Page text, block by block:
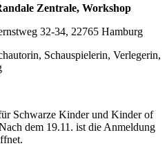
Zentrale, Workshop
32-34, 22765 Hamburg
Schauspielerin, Verlegerin,
Schwarze Kinder und Kinder of
dem 19.11. ist die Anmeldung